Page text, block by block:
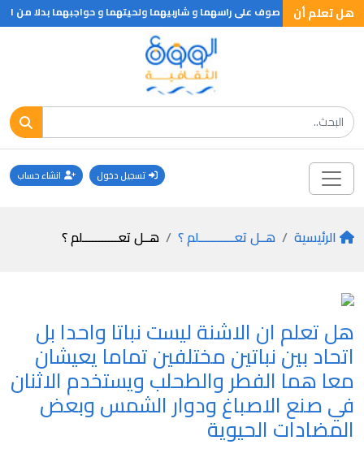
هل تعلم أن
برجلين ينبت صوف على راسهما و شاربيهما ولحيتهما و حواجبهما بدلا من
تسجيل دخول انشاء حساب
الرئيسية هــل تعـــــــــــلم ؟ هــل تعـــــــــــلم ؟
هل تعلم ان الاشنة ليست نباتا واحدا بل
اتحاد بين نباتين مختلفين تماما يعيشان
معا هما الفطر والطحلب ويستخدم الاثنان
في صنع الاصباغ ودوار الشمس وبعض
المضادات الحيوية